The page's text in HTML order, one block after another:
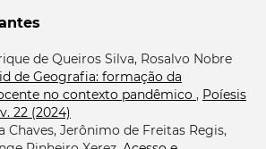
de Queiros Silva, Rosalvo Nobre
de Geografia: formação da
no contexto pandêmico , Poíesis
22 (2024)
Chaves, Jerônimo de Freitas Regis,